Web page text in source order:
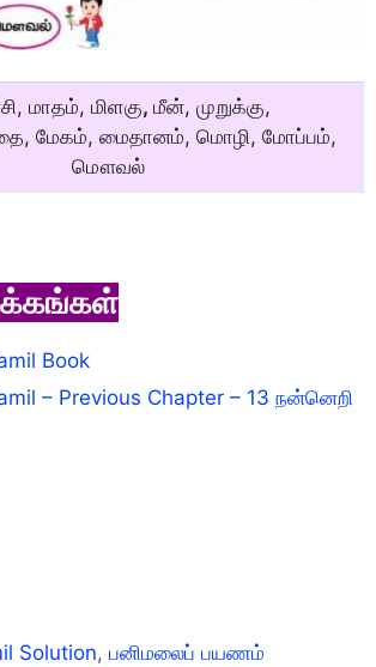
மாதம், மிளகு, மீன், முறுக்கு,
மேகம், மைதானம், மொழி, மோப்பம்,
மௌவல்
Book
– Previous Chapter – 13 நன்னெறி
Solution,பனிமலைப் பயணம்